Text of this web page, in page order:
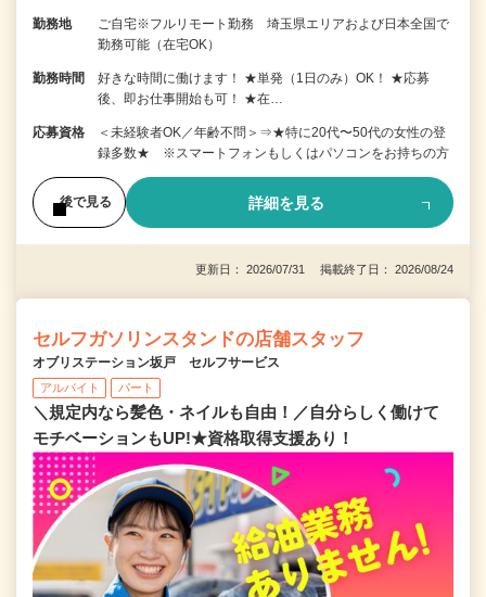
勤務地
ご自宅※フルリモート勤務 埼玉県エリアおよび日本全国で
勤務可能（在宅OK）
勤務時間
好きな時間に働けます！ ★単発（1日のみ）OK！ ★応募
後、即お仕事開始も可！ ★在…
応募資格
＜未経験者OK／年齢不問＞⇒★特に20代〜50代の女性の登
録多数★ ※スマートフォンもしくはパソコンをお持ちの方
後で見る 詳細を見る
更新日： 2026/07/31 掲載終了日： 2026/08/24
セルフガソリンスタンドの店舗スタッフ
オブリステーション坂戸 セルフサービス
アルバイト パート
＼規定内なら髪色・ネイルも自由！／自分らしく働けて
モチベーションもUP!★資格取得支援あり！